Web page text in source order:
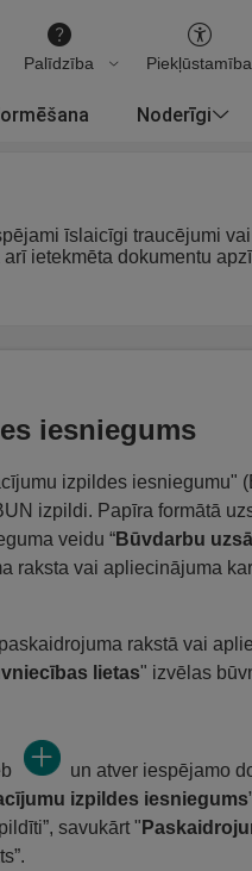
Palīdzība Piekļūstamība
Noderīgi
īslaicīgi traucējumi
ietekmēta dokumentu
iesniegums
izpildes iesniegumu"
izpildi. Papīra formātā
veidu “Būvdarbu
raksta vai apliecinājuma
rakstā vai
lietas" izvēlas
un atver iespējamo
izpildes iesniegums
savukārt "